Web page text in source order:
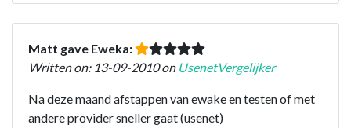
Matt gave Eweka:
Written on: 13-09-2010 on UsenetVergelijker
Na deze maand afstappen van ewake en testen of met
andere provider sneller gaat (usenet)